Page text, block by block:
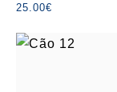
25.00€